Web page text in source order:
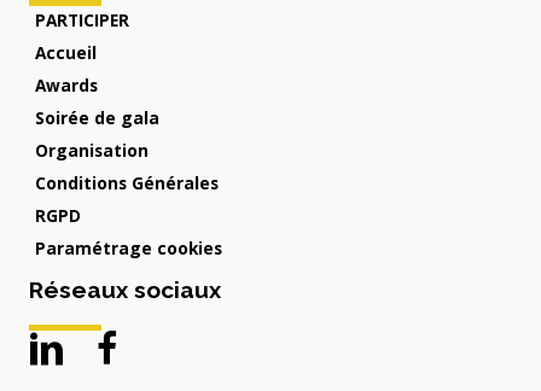
PARTICIPER
Accueil
Awards
Soirée de gala
Organisation
Conditions Générales
RGPD
Paramétrage cookies
Réseaux sociaux